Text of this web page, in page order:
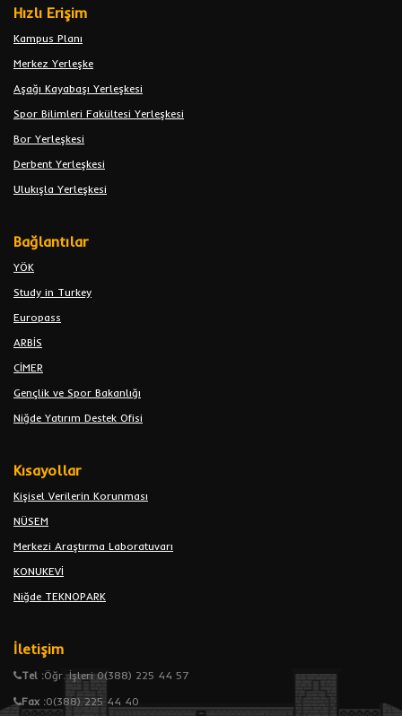
Hızlı Erişim
Kampus Planı
Merkez Yerleşke
Aşağı Kayabaşı Yerleşkesi
Spor Bilimleri Fakültesi Yerleşkesi
Bor Yerleşkesi
Derbent Yerleşkesi
Ulukışla Yerleşkesi
Bağlantılar
YÖK
Study in Turkey
Europass
ARBİS
CİMER
Gençlik ve Spor Bakanlığı
Niğde Yatırım Destek Ofisi
Kısayollar
Kişisel Verilerin Korunması
NÜSEM
Merkezi Araştırma Laboratuvarı
KONUKEVİ
Niğde TEKNOPARK
İletişim
Tel :Öğr. İşleri 0(388) 225 44 57
Fax :0(388) 225 44 40